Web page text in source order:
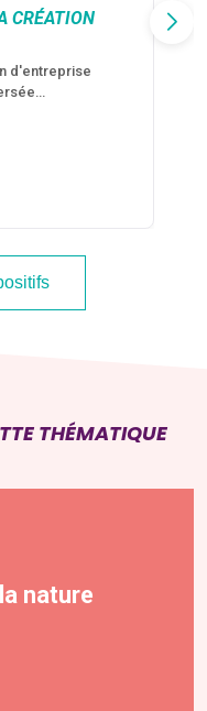
CRÉATION
d'entreprise
THÉMATIQUE
nature